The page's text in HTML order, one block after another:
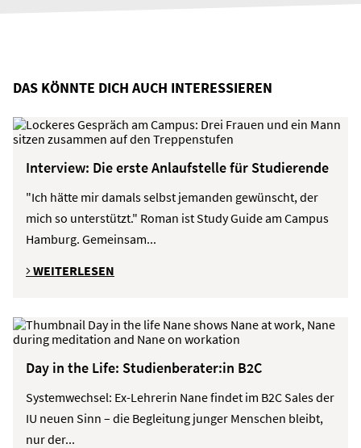
DAS KÖNNTE DICH AUCH INTERESSIEREN
Interview: Die erste Anlaufstelle für Studierende
"Ich hätte mir damals selbst jemanden gewünscht, der
mich so unterstützt." Roman ist Study Guide am Campus
Hamburg. Gemeinsam...
WEITERLESEN
Day in the Life: Studienberater:in B2C
Systemwechsel: Ex-Lehrerin Nane findet im B2C Sales der
IU neuen Sinn – die Begleitung junger Menschen bleibt,
nur der...